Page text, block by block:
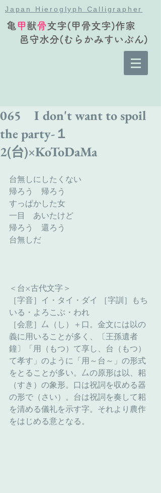
Japan Hieroglyph Calligrapher
亀甲獣骨文字(甲骨文字)作家
邑守水分(むらかみすいぶん)
065 I don't want to spoil
the party-１
2(台)×KoToDaMa
台無しにしたくない
帰ろう　帰ろう
すっぱかした女
一目　あいたけど
帰ろう　還ろう
台無しだ
＜台×古代文字＞
［字音］イ・タイ・ダイ ［字訓］もち
いる・よろこぶ・われ
［会意］厶（し）＋口。金文には以の
義に用いることが多く、〔王孫遺者
鐘〕「用（もつ）て享し、台（もつ）
て孝す」のように「用～台～」の形式
をとることが多い。厶の原形は以、耜
（すき）の象形。口は祝詞を収める器
の形で（さい）。台は祝詞を奏して耜
を清める儀礼を示す字。それより農作
をはじめる意となる。